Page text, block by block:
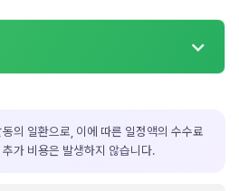
동의 일환으로, 이에 따른 일정액의 수수료
가 비용은 발생하지 않습니다.